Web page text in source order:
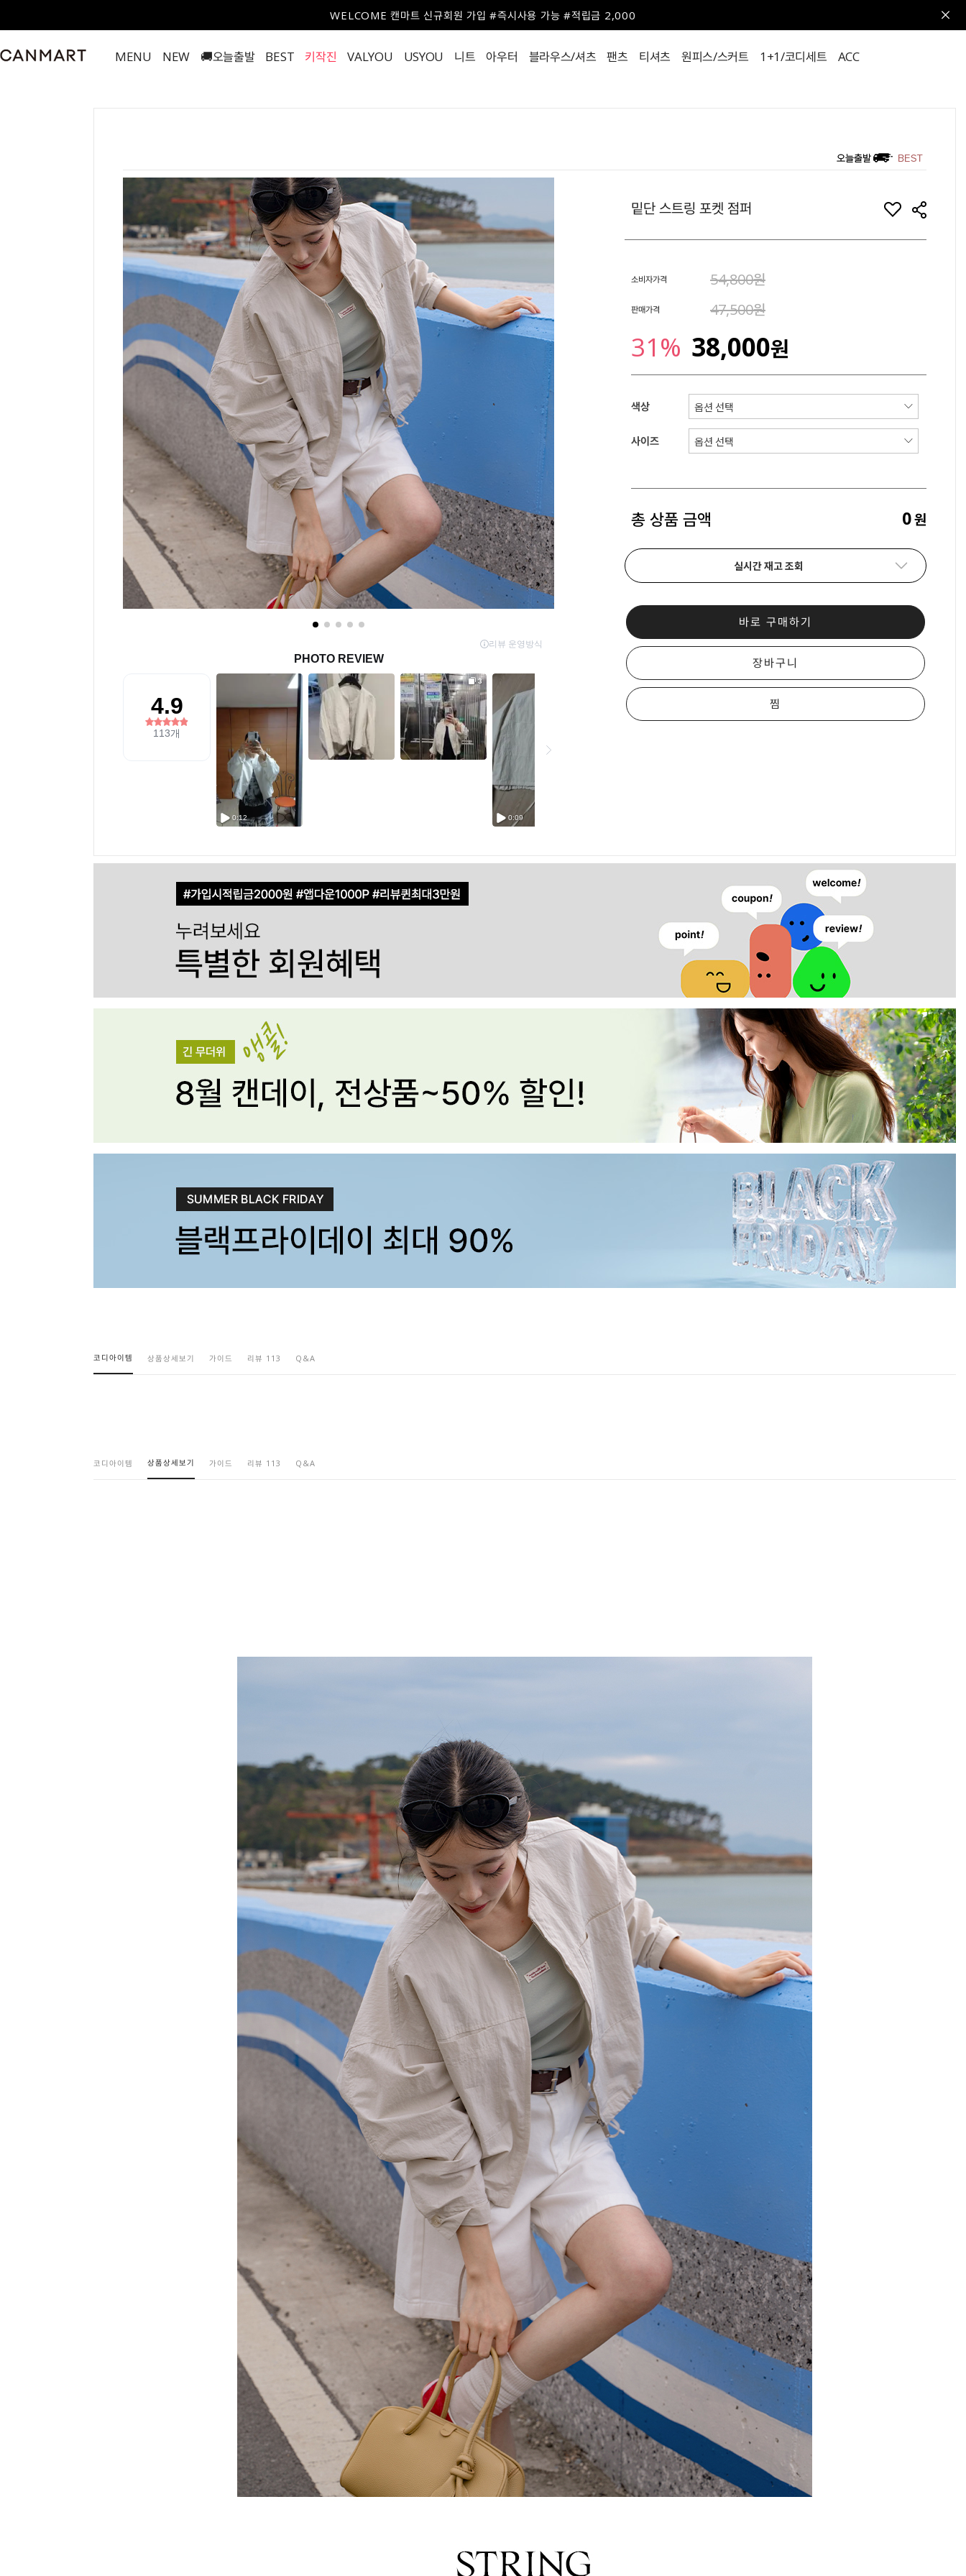
WELCOME 캔마트 신규회원 가입 #즉시사용 가능 #적립금 2,000
MENU NEW 🚚오늘출발 BEST 키작진 VALYOU USYOU 니트 아우터 블라우스/셔츠 팬츠 티셔츠 원피스/스커트 1+1/코디세트 ACC
밑단 스트링 포켓 점퍼
소비자가격 54,800원
판매가격 47,500원
31% 38,000원
색상
사이즈
총 상품 금액 0원
실시간 재고 조회
바로 구매하기
장바구니
찜
코디아이템 상품상세보기 가이드 리뷰 113 Q&A
코디아이템 상품상세보기 가이드 리뷰 113 Q&A